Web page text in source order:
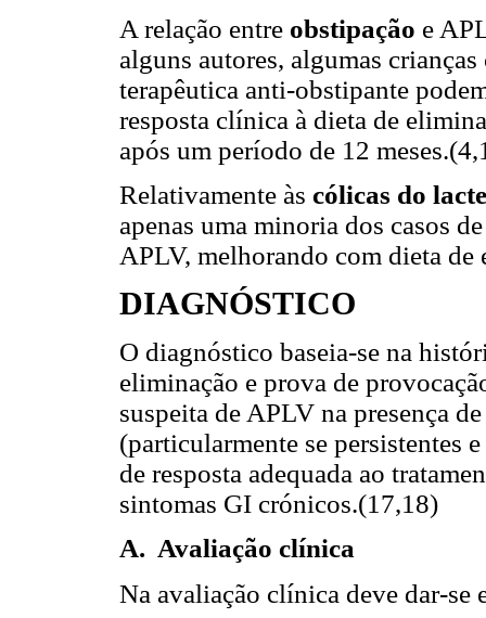
A relação entre obstipação e
alguns autores, algumas
terapêutica anti-obstipante
resposta clínica à dieta de
após um período de 12
Relativamente às cólicas do
apenas uma minoria dos casos
APLV, melhorando com dieta
DIAGNÓSTICO
O diagnóstico baseia-se na
eliminação e prova de
suspeita de APLV na presença
(particularmente se persistentes
de resposta adequada ao
sintomas GI crónicos.(17,18)
A. Avaliação clínica
Na avaliação clínica deve dar-se